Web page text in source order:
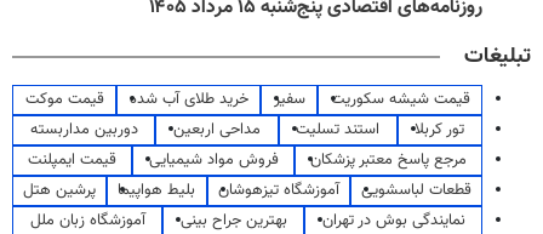
روزنامه‌های اقتصادی پنج‌شنبه ۱۵ مرداد ۱۴۰۵
تبلیغات
قیمت شیشه سکوریت سفیر خرید طلای آب شده
قیمت موکت
تور کربلا
استند تسلیت مداحی اربعین
دوربین مداربسته
مرجع پاسخ معتبر پزشکان
فروش مواد شیمیایی
قیمت ایمپلنت
قطعات لباسشویی
آموزشگاه تیزهوشان بلیط هواپیما
پرشین هتل
نمایندگی بوش در تهران
بهترین جراح بینی
آموزشگاه زبان ملل